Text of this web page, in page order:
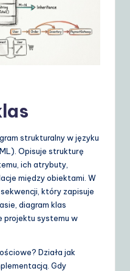
strukturalny w języku
Opisuje strukturę
ich atrybuty,
między obiektami. W
który zapisuje
diagram klas
projektu systemu w
Działa jak
Gdy